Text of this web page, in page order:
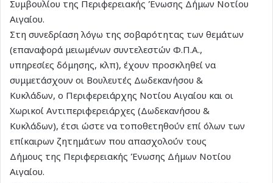
Συμβουλίου της Περιφερειακής Ένωσης Δήμων Νοτίου
Αιγαίου.
Στη συνεδρίαση λόγω της σοβαρότητας των θεμάτων
(επαναφορά μειωμένων συντελεστών Φ.Π.Α.,
υπηρεσίες δόμησης, κλπ), έχουν προσκληθεί να
συμμετάσχουν οι Βουλευτές Δωδεκανήσου &
Κυκλάδων, ο Περιφερειάρχης Νοτίου Αιγαίου και οι
Χωρικοί Αντιπεριφερειάρχες (Δωδεκανήσου &
Κυκλάδων), έτσι ώστε να τοποθετηθούν επί όλων των
επίκαιρων ζητημάτων που απασχολούν τους
Δήμους της Περιφερειακής Ένωσης Δήμων Νοτίου
Αιγαίου.